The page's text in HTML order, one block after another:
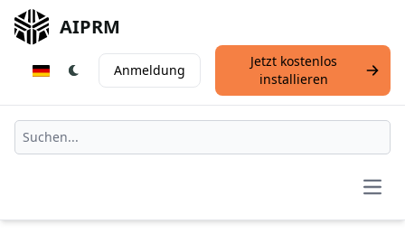
AIPRM
Anmeldung
Jetzt kostenlos
installieren